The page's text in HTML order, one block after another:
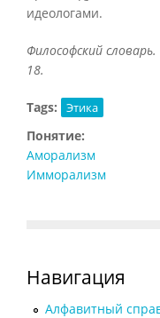
идеологами.
Философский
18.
Tags: Этика
Понятие:
Аморализм
Имморализм
Навигация
Алфавитный